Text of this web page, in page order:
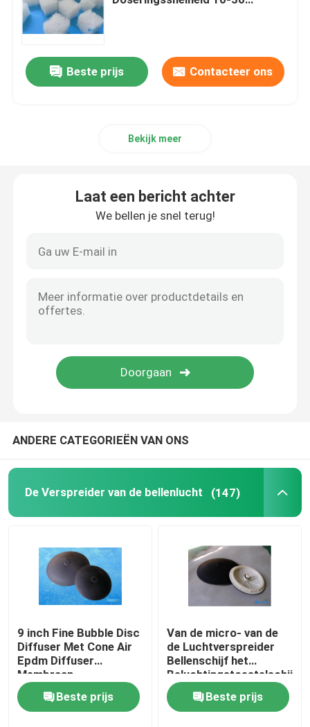
De Verspreider van de bellenlucht
Slibontwateringsmachine
Vaste-vloeibare stofseparator
De Vuller van de waterbehandeling
Membraanbioreactor
Statische mixer
Beste prijs Contacteer ons
Bekijk meer
Laat een bericht achter
We bellen je snel terug!
ANDERE CATEGORIEËN VAN ONS
De Verspreider van de bellenlucht (147)
9 inch Fine Bubble Disc
Diffuser Met Cone Air
Epdm Diffuser
Membraan
Beste prijs
Van de micro- van de
de Luchtverspreider
Bellenschijf het
Beluchtingstoestelschijf
Beste prijs